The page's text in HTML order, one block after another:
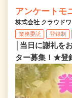
アンケートモ
株式会社 クラウド
業務委託 登録制
│当日に謝礼を
ター募集！★登